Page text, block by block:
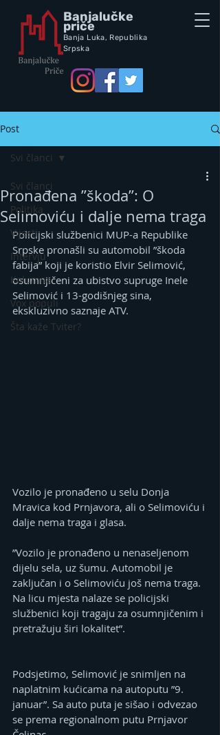
Banjalučke
priče
Banja Luka, Republika
Srpska
Post
Svi članci
Politika
Vijesti
Intervju
Kolumna
Vox populi
Šta kaže Tviter?
Svi članci
Pronađena ”škoda”: O
Selimoviću i dalje nema traga
Policijski službenici MUP-a Republike
Srpske pronašli su automobil ”škoda
fabija” koji je koristio Еlvir Selimović,
osumnjičeni za ubistvo supruge Inele
Selimović i 13-godišnjeg sina,
ekskluzivno saznaje ATV.
Vozilo je pronađeno u selu Donja
Mravica kod Prnjavora, ali o Selimoviću i
dalje nema traga i glasa.
”Vozilo je pronađeno u nenaseljenom
dijelu sela, uz šumu. Automobil je
zaključan i o Selimoviću još nema traga.
Na licu mjesta nalaze se policijski
službenici koji tragaju za osumnjičenim i
pretražuju širi lokalitet”.
Podsjetimo, Selimović je snimljen na
naplatnim kućicama na autoputu ”9.
januar”. Sa auto puta je sišao i odvezao
se prema regionalnom putu Prnjavor